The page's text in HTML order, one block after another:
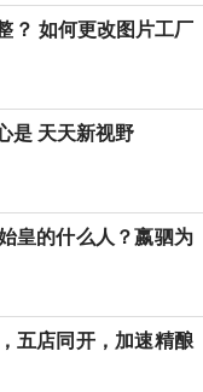
？ 如何更改图片工厂
是 天天新视野
皇的什么人？嬴驷为
五店同开，加速精酿